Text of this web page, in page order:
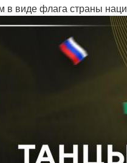
виде флага страны